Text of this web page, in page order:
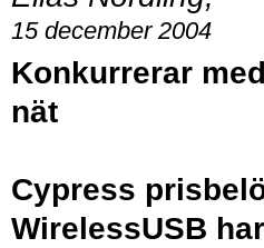
15 december 2004
Konkurrerar
nät
Cypress
WirelessUSB